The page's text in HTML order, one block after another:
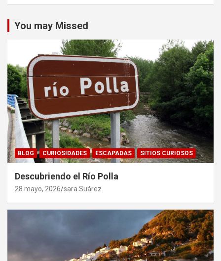
You may Missed
BLOG CURIOSIDADES ESCAPADAS SITIOS CURIOSOS
Descubriendo el Río Polla
28 mayo, 2026 sara Suárez